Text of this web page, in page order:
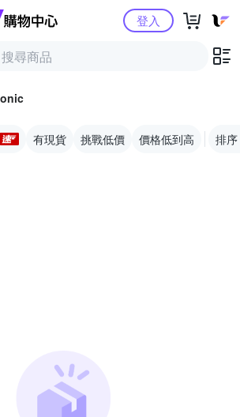
Yahoo購物中心登入
有現貨 挑戰低價 價格低到高 排序